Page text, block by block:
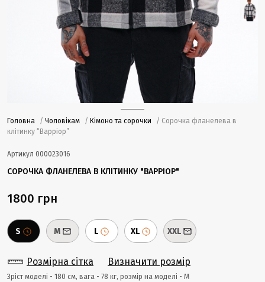
Головна / Чоловікам / Кімоно та сорочки
/ Сорочка фланелева в
клітинку “Варріор”
Артикул 000023016
СОРОЧКА ФЛАНЕЛЕВА В КЛІТИНКУ "ВАРРІОР"
1800 грн
S M L XL XXL
Розмірна сітка Визначити розмір
Зріст моделі - 180 cм, вага - 78 кг, розмір на моделі - M